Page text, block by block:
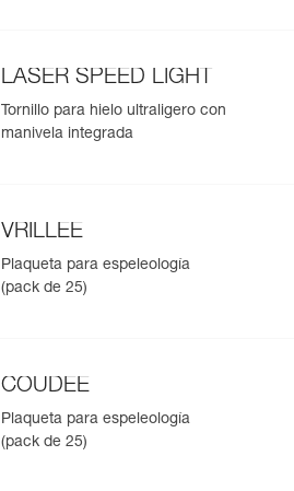
LASER SPEED LIGHT
Tornillo para hielo ultraligero con
manivela integrada
VRILLEE
Plaqueta para espeleología
(pack de 25)
COUDEE
Plaqueta para espeleología
(pack de 25)